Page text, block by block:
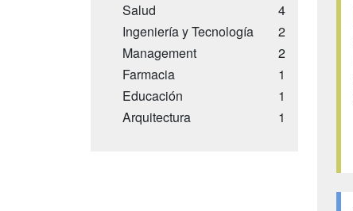
Salud
4
Ingeniería y Tecnología
2
Management
2
Farmacia
1
Educación
1
Arquitectura
1